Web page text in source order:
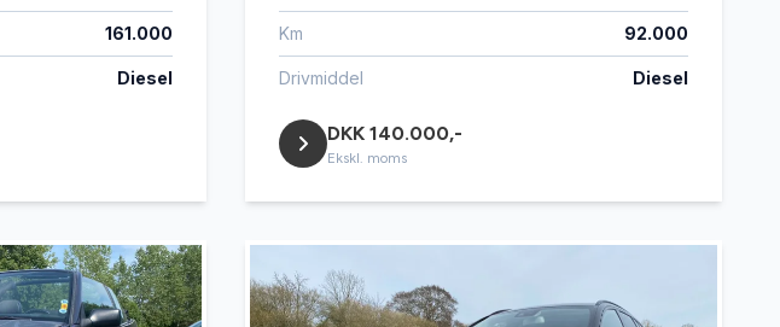
161.000
Diesel
Km 92.000
Drivmiddel Diesel
DKK 140.000,-
Ekskl. moms